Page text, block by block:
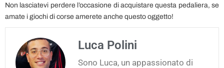
Non lasciatevi perdere l’occasione di acquistare questa pedaliera, se
amate i giochi di corse amerete anche questo oggetto!
Luca Polini
Sono Luca, un appassionato di